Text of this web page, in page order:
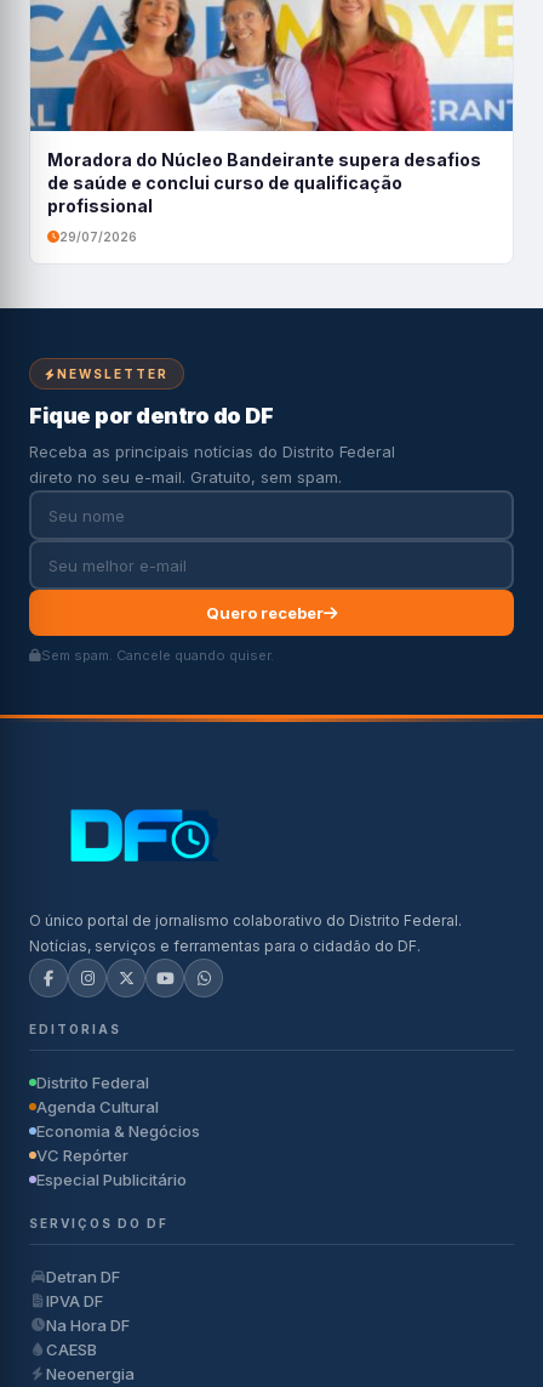
Moradora do Núcleo Bandeirante supera desafios
de saúde e conclui curso de qualificação
profissional
29/07/2026
NEWSLETTER
Fique por dentro do DF
Receba as principais notícias do Distrito Federal
direto no seu e-mail. Gratuito, sem spam.
Quero receber
Sem spam. Cancele quando quiser.
O único portal de jornalismo colaborativo do Distrito Federal.
Notícias, serviços e ferramentas para o cidadão do DF.
EDITORIAS
Distrito Federal
Agenda Cultural
Economia & Negócios
VC Repórter
Especial Publicitário
SERVIÇOS DO DF
Detran DF
IPVA DF
Na Hora DF
CAESB
Neoenergia